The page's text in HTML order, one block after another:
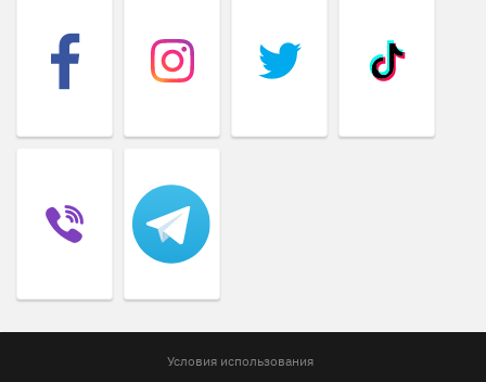
Условия использования